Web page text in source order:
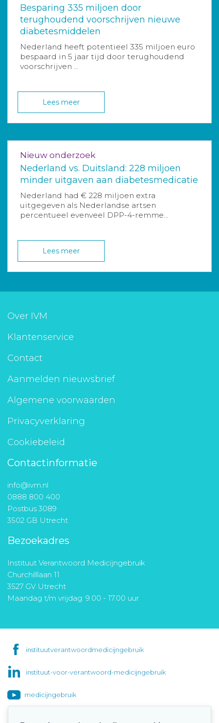
Besparing 335 miljoen door
terughoudend voorschrijven nieuwe
diabetesmiddelen
Nederland heeft potentieel 335 miljoen euro
bespaard in 5 jaar tijd door terughoudend
voorschrijven ...
Lees meer
Nieuw onderzoek
Nederland vs. Duitsland: 228 miljoen
minder uitgaven aan diabetesmedicatie
Nederland had € 228 miljoen extra
uitgegeven als Nederlandse artsen
percentueel evenveel DPP-4-remme...
Lees meer
Over IVM
Klantenservice
Contact
Aanmelden nieuwsbrief
Algemene voorwaarden
Privacyverklaring
Cookiebeleid
Contactinformatie
info@ivm.nl
0888 800 400
Postbus 3089
3502 GB Utrecht
Bezoekadres
Instituut Verantwoord Medicijngebruik
Churchilllaan 11
3527 GV Utrecht
Maandag t/m vrijdag: 9.00 - 17.00 uur
instituutverantwoordmedicijngebruik
instituut-voor-verantwoord-medicijngebruik
medicijngebruik